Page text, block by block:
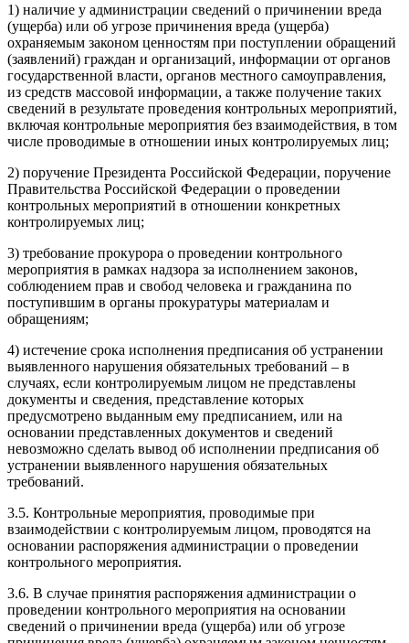
1) наличие у администрации сведений о причинении вреда
(ущерба) или об угрозе причинения вреда (ущерба)
охраняемым законом ценностям при поступлении обращений
(заявлений) граждан и организаций, информации от органов
государственной власти, органов местного самоуправления,
из средств массовой информации, а также получение таких
сведений в результате проведения контрольных мероприятий,
включая контрольные мероприятия без взаимодействия, в том
числе проводимые в отношении иных контролируемых лиц;
2) поручение Президента Российской Федерации, поручение
Правительства Российской Федерации о проведении
контрольных мероприятий в отношении конкретных
контролируемых лиц;
3) требование прокурора о проведении контрольного
мероприятия в рамках надзора за исполнением законов,
соблюдением прав и свобод человека и гражданина по
поступившим в органы прокуратуры материалам и
обращениям;
4) истечение срока исполнения предписания об устранении
выявленного нарушения обязательных требований – в
случаях, если контролируемым лицом не представлены
документы и сведения, представление которых
предусмотрено выданным ему предписанием, или на
основании представленных документов и сведений
невозможно сделать вывод об исполнении предписания об
устранении выявленного нарушения обязательных
требований.
3.5. Контрольные мероприятия, проводимые при
взаимодействии с контролируемым лицом, проводятся на
основании распоряжения администрации о проведении
контрольного мероприятия.
3.6. В случае принятия распоряжения администрации о
проведении контрольного мероприятия на основании
сведений о причинении вреда (ущерба) или об угрозе